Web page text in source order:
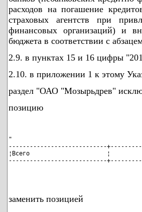
расходов на погашение
страховых агентств при
финансовых организаций) и
бюджета в соответствии с
2.9. в пунктах 15 и 16 цифры
2.10. в приложении 1 к этому
раздел "ОАО "Мозырьдрев"
позицию
"
----------------------------
¦Всего                      ¦
----------------------------
заменить позицией